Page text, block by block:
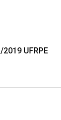
UFRPE